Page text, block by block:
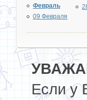
Февраль
09 Февраля
Если у